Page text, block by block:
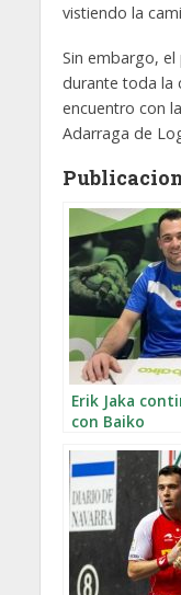
vistiendo la
Sin embargo,
durante toda la
encuentro con
Adarraga de
Erik Jaka
con Baiko